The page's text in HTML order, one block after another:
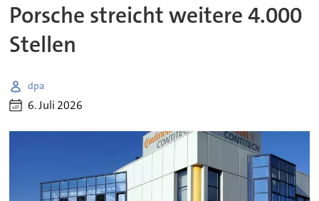
Porsche streicht weitere 4.000
Stellen
dpa
6. Juli 2026